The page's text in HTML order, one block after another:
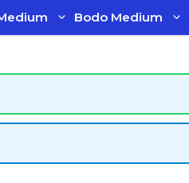
Bodo Medium